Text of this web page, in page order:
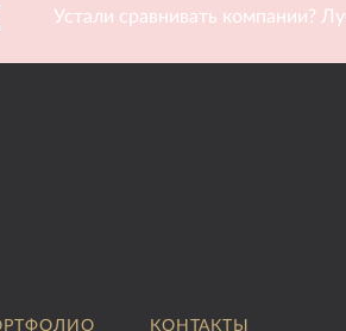
Устали сравнивать компании?
КОНТАКТЫ